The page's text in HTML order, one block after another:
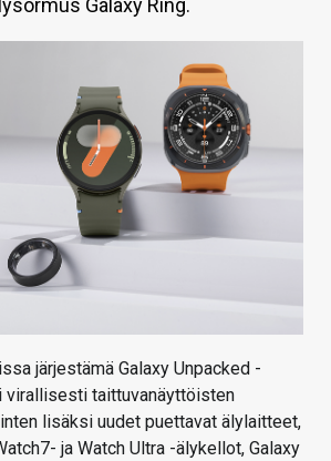
Galaxy Ring.
järjestämä Galaxy Unpacked -
virallisesti taittuvanäyttöisten
lisäksi uudet puettavat älylaitteet,
ja Watch Ultra -älykellot, Galaxy